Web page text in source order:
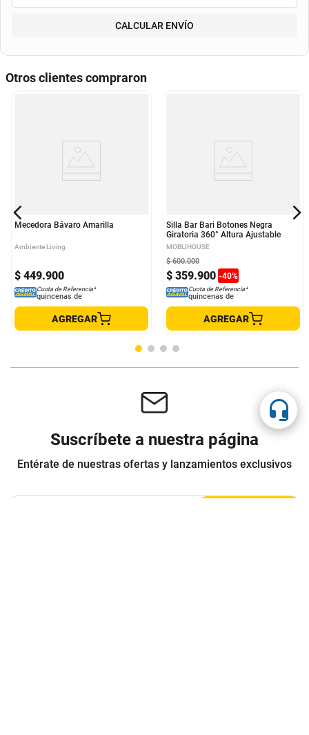
CALCULAR ENVÍO
Otros clientes compraron
Mecedora Bávaro Amarilla
Ambiente Living
$ 449.900
Cuota de Referencia*
quincenas de
AGREGAR
Silla Bar Bari Botones Negra
Giratoria 360° Altura Ajustable
MOBLIHOUSE
$ 359.900 -40%
$ 600.000
Cuota de Referencia*
quincenas de
AGREGAR
Suscríbete a nuestra página
Entérate de nuestras ofertas y lanzamientos exclusivos